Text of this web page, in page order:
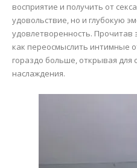
восприятие и получить от
удовольствие, но и глубокую
удовлетворенность. Прочитав
как переосмыслить интимные
гораздо больше, открывая для
наслаждения.